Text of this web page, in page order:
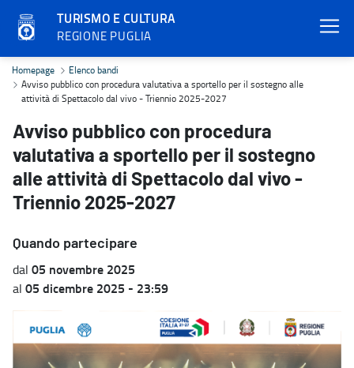
TURISMO E CULTURA
REGIONE PUGLIA
Avviso pubblico con procedura valutativa a sportello per il
Homepage
Elenco bandi
Avviso pubblico con procedura valutativa a sportello per il sostegno alle
attività di Spettacolo dal vivo - Triennio 2025-2027
Avviso pubblico con procedura
valutativa a sportello per il sostegno
alle attività di Spettacolo dal vivo -
Triennio 2025-2027
Quando partecipare
dal 05 novembre 2025
al 05 dicembre 2025 - 23:59